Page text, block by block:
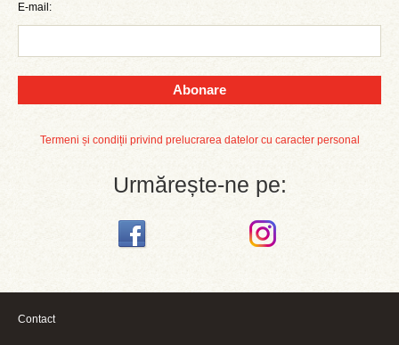
E-mail:
Abonare
Termeni și condiții privind prelucrarea datelor cu caracter personal
Urmărește-ne pe:
Contact